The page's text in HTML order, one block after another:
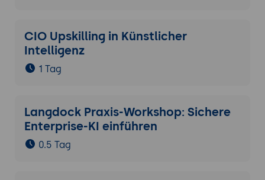
CIO Upskilling in Künstlicher
Intelligenz
1 Tag
Langdock Praxis-Workshop: Sichere
Enterprise-KI einführen
0.5 Tag